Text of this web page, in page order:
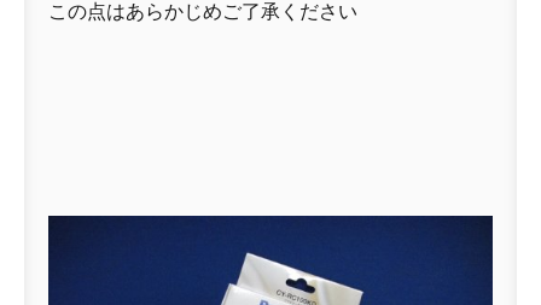
この点はあらかじめご了承ください